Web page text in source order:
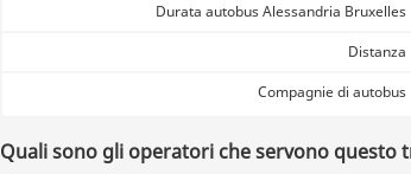
Durata autobus Alessandria Bruxelles
Distanza
Compagnie di autobus
Quali sono gli operatori che servono questo